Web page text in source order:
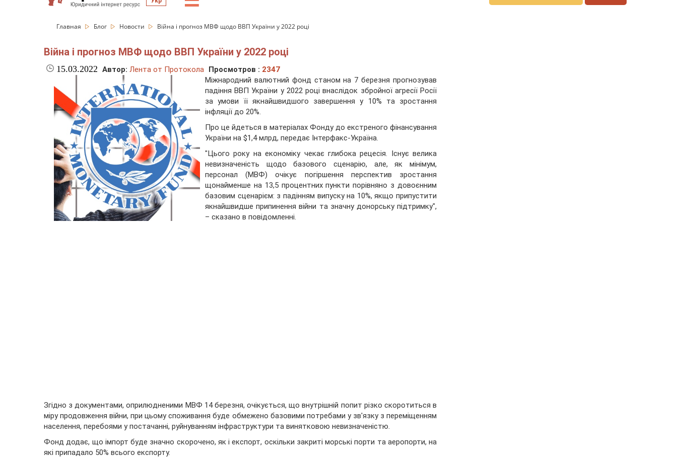
Главная Блог Новости Війна і прогноз МВФ щодо ВВП України у 2022 році
Війна і прогноз МВФ щодо ВВП України у 2022 році
15.03.2022 Автор: Лента от Протокола Просмотров : 2347
Міжнародний валютний фонд станом на 7 березня прогнозував
падіння ВВП України у 2022 році внаслідок збройної агресії Росії
за умови її якнайшвидшого завершення у 10% та зростання
інфляції до 20%.
Про це йдеться в матеріалах Фонду до екстреного фінансування
України на $1,4 млрд, передає Інтерфакс-Україна.
"Цього року на економіку чекає глибока рецесія. Існує велика
невизначеність щодо базового сценарію, але, як мінімум,
персонал (МВФ) очікує погіршення перспектив зростання
щонайменше на 13,5 процентних пункти порівняно з довоєнним
базовим сценарієм: з падінням випуску на 10%, якщо припустити
якнайшвидше припинення війни та значну донорську підтримку",
– сказано в повідомленні.
Згідно з документами, оприлюдненими МВФ 14 березня, очікується, що внутрішній попит різко скоротиться в
міру продовження війни, при цьому споживання буде обмежено базовими потребами у зв'язку з переміщенням
населення, перебоями у постачанні, руйнуванням інфраструктури та винятковою невизначеністю.
Фонд додає, що імпорт буде значно скорочено, як і експорт, оскільки закриті морські порти та аеропорти, на
які припадало 50% всього експорту.